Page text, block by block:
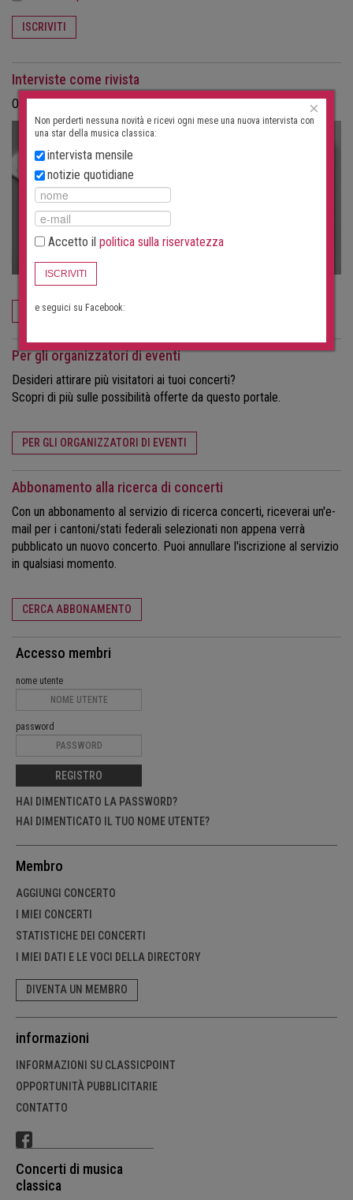
ISCRIVITI
Interviste come rivista
Ordina le interviste in formato cartaceo come rivista.
ORDINA ORA
Per gli organizzatori di eventi
Desideri attirare più visitatori ai tuoi concerti?
Scopri di più sulle possibilità offerte da questo portale.
PER GLI ORGANIZZATORI DI EVENTI
Abbonamento alla ricerca di concerti
Con un abbonamento al servizio di ricerca concerti, riceverai un'e-
mail per i cantoni/stati federali selezionati non appena verrà
pubblicato un nuovo concerto. Puoi annullare l'iscrizione al servizio
in qualsiasi momento.
CERCA ABBONAMENTO
Accesso membri
nome utente
password
REGISTRO
HAI DIMENTICATO LA PASSWORD?
HAI DIMENTICATO IL TUO NOME UTENTE?
Membro
AGGIUNGI CONCERTO
I MIEI CONCERTI
STATISTICHE DEI CONCERTI
I MIEI DATI E LE VOCI DELLA DIRECTORY
DIVENTA UN MEMBRO
informazioni
INFORMAZIONI SU CLASSICPOINT
OPPORTUNITÀ PUBBLICITARIE
CONTATTO
Concerti di musica
classica
×
Non perderti nessuna novità e ricevi ogni mese una nuova intervista con
una star della musica classica:
intervista mensile
notizie quotidiane
Accetto il politica sulla riservatezza
ISCRIVITI
e seguici su Facebook: